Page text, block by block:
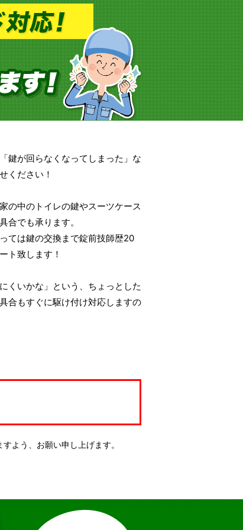
鍵が回らなくなってしまった」な
ください！
の中のトイレの鍵やスーツケース
合でも承ります。
ては鍵の交換まで錠前技師歴20
ト致します！
くいかな」という、ちょっとした
合もすぐに駆け付け対応しますの
よう、お願い申し上げます。